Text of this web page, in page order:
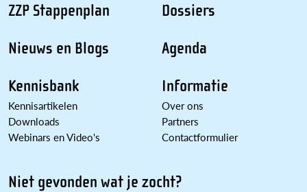
ZZP Stappenplan
Nieuws en Blogs
Kennisbank
Kennisartikelen
Downloads
Webinars en Video's
Dossiers
Agenda
Informatie
Over ons
Partners
Contactformulier
Niet gevonden wat je zocht?